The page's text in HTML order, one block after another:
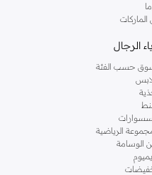
دائما مع نمشي.
الماركات
الرجال
حسب الفئة
الرياضية
الوسامة